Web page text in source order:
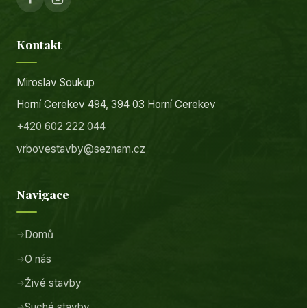
Kontakt
Miroslav Soukup
Horní Cerekev 494, 394 03 Horní Cerekev
+420 602 222 044
vrbovestavby@seznam.cz
Navigace
Domů
O nás
Živé stavby